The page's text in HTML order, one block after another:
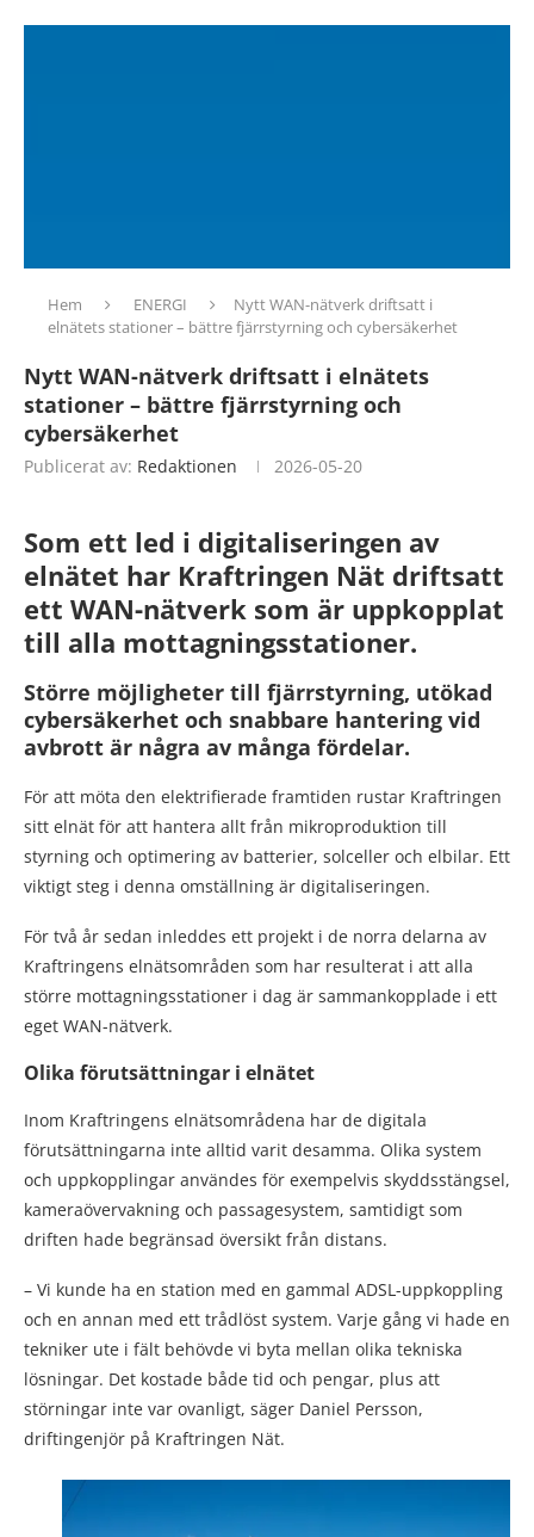
Hem ENERGI
Nytt WAN-nätverk driftsatt i
elnätets stationer – bättre fjärrstyrning och cybersäkerhet
Nytt WAN-nätverk driftsatt i elnätets
stationer – bättre fjärrstyrning och
cybersäkerhet
Publicerat av: Redaktionen 2026-05-20
Som ett led i digitaliseringen av
elnätet har Kraftringen Nät driftsatt
ett WAN-nätverk som är uppkopplat
till alla mottagningsstationer.
Större möjligheter till fjärrstyrning, utökad
cybersäkerhet och snabbare hantering vid
avbrott är några av många fördelar.
För att möta den elektrifierade framtiden rustar Kraftringen
sitt elnät för att hantera allt från mikroproduktion till
styrning och optimering av batterier, solceller och elbilar. Ett
viktigt steg i denna omställning är digitaliseringen.
För två år sedan inleddes ett projekt i de norra delarna av
Kraftringens elnätsområden som har resulterat i att alla
större mottagningsstationer i dag är sammankopplade i ett
eget WAN-nätverk.
Olika förutsättningar i elnätet
Inom Kraftringens elnätsområdena har de digitala
förutsättningarna inte alltid varit desamma. Olika system
och uppkopplingar användes för exempelvis skyddsstängsel,
kameraövervakning och passagesystem, samtidigt som
driften hade begränsad översikt från distans.
– Vi kunde ha en station med en gammal ADSL-uppkoppling
och en annan med ett trådlöst system. Varje gång vi hade en
tekniker ute i fält behövde vi byta mellan olika tekniska
lösningar. Det kostade både tid och pengar, plus att
störningar inte var ovanligt, säger Daniel Persson,
driftingenjör på Kraftringen Nät.